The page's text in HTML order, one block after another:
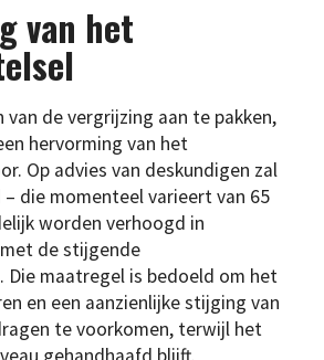
van het
de vergrijzing aan te pakken,
hervorming van het
Op advies van deskundigen zal
die momenteel varieert van 65
worden verhoogd in
de stijgende
Die maatregel is bedoeld om het
en een aanzienlijke stijging van
te voorkomen, terwijl het